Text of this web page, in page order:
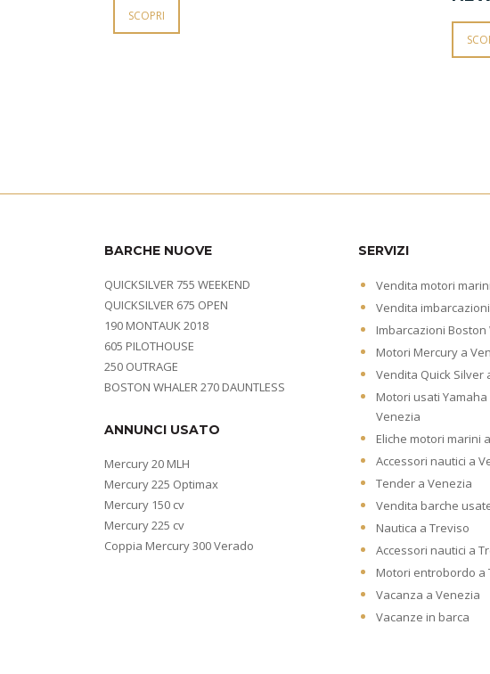
SCOPRI
BARCHE NUOVE
QUICKSILVER 755 WEEKEND
QUICKSILVER 675 OPEN
190 MONTAUK 2018
605 PILOTHOUSE
250 OUTRAGE
BOSTON WHALER 270 DAUNTLESS
ANNUNCI USATO
Mercury 20 MLH
Mercury 225 Optimax
Mercury 150 cv
Mercury 225 cv
Coppia Mercury 300 Verado
SERVIZI
Vendita motori
Vendita
Imbarcazioni
Motori Mercury a
Vendita Quick Silver
Motori usati
Venezia
Eliche motori marini
Accessori nautici a
Tender a Venezia
Vendita barche
Nautica a Treviso
Accessori nautici a
Motori entrobordo a
Vacanza a Venezia
Vacanze in barca